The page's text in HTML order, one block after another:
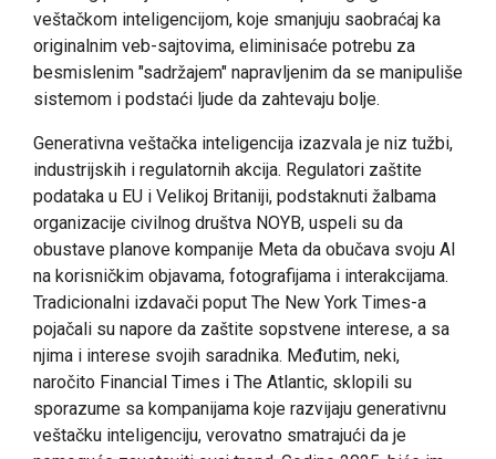
veštačkom inteligencijom, koje smanjuju saobraćaj ka
originalnim veb-sajtovima, eliminisaće potrebu za
besmislenim "sadržajem" napravljenim da se manipuliše
sistemom i podstaći ljude da zahtevaju bolje.
Generativna veštačka inteligencija izazvala je niz tužbi,
industrijskih i regulatornih akcija. Regulatori zaštite
podataka u EU i Velikoj Britaniji, podstaknuti žalbama
organizacije civilnog društva NOYB, uspeli su da
obustave planove kompanije Meta da obučava svoju AI
na korisničkim objavama, fotografijama i interakcijama.
Tradicionalni izdavači poput The New York Times-a
pojačali su napore da zaštite sopstvene interese, a sa
njima i interese svojih saradnika. Međutim, neki,
naročito Financial Times i The Atlantic, sklopili su
sporazume sa kompanijama koje razvijaju generativnu
veštačku inteligenciju, verovatno smatrajući da je